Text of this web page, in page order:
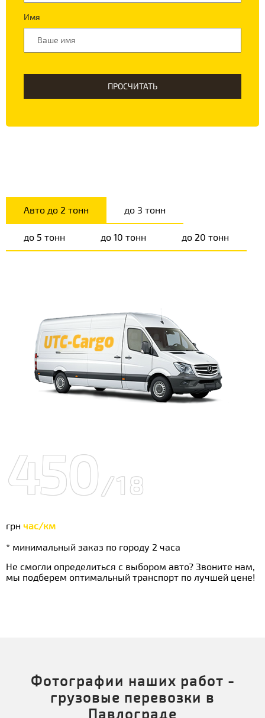
Имя
ПРОСЧИТАТЬ
Авто до 2 тонн до 3 тонн
до 5 тонн до 10 тонн до 20 тонн
450/18
грн час/км
* минимальный заказ по городу 2 часа
Не смогли определиться с выбором авто? Звоните нам,
мы подберем оптимальный транспорт по лучшей цене!
Фотографии наших работ -
грузовые перевозки в
Павлограде